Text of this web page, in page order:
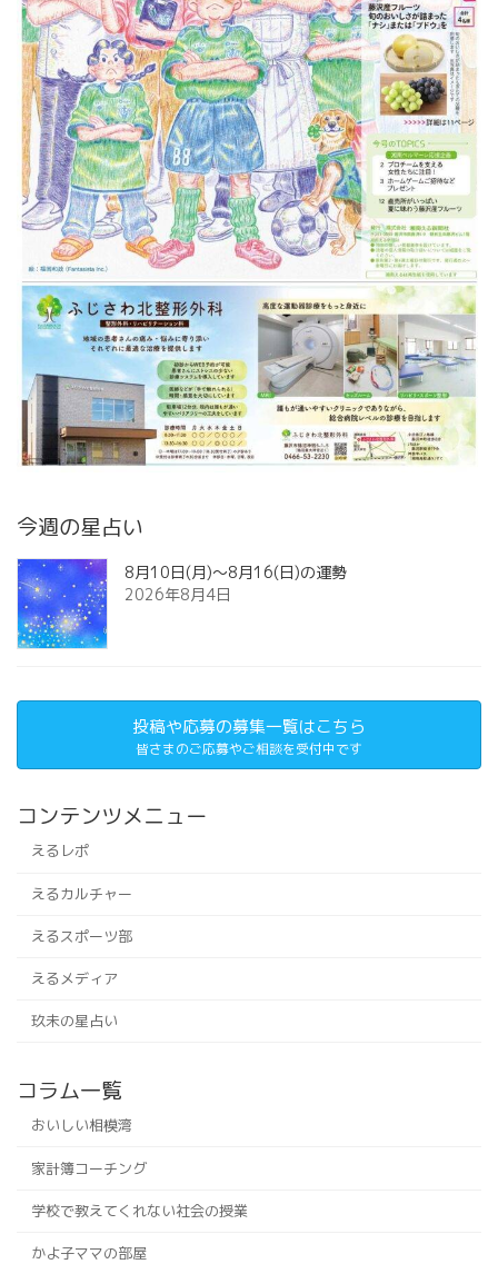
今週の星占い
8月10日(月)～8月16(日)の運勢
2026年8月4日
投稿や応募の募集一覧はこちら
皆さまのご応募やご相談を受付中です
コンテンツメニュー
えるレポ
えるカルチャー
えるスポーツ部
えるメディア
玖未の星占い
コラム一覧
おいしい相模湾
家計簿コーチング
学校で教えてくれない社会の授業
かよ子ママの部屋